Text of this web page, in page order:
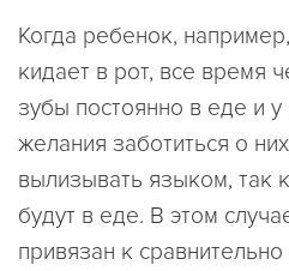
Когда ребенок,
кидает в рот, все время
зубы постоянно в еде и у
желания заботиться о
вылизывать языком, так
будут в еде. В этом
привязан к